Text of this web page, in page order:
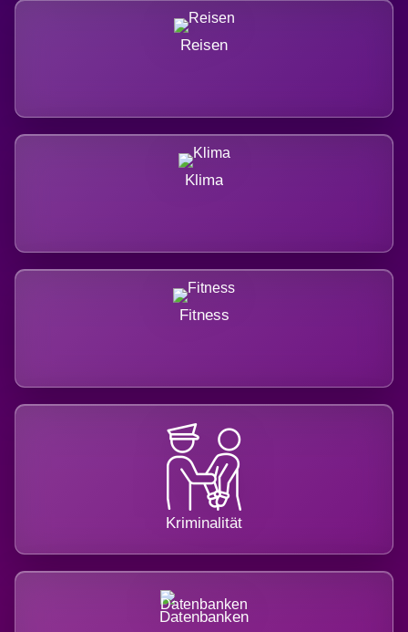
Reisen
Klima
Fitness
Kriminalität
Datenbanken